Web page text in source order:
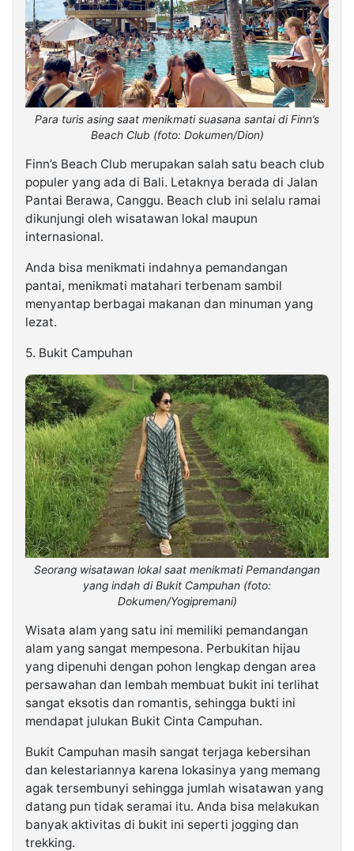
Para turis asing saat menikmati suasana santai di Finn’s
Beach Club (foto: Dokumen/Dion)
Finn’s Beach Club merupakan salah satu beach club
populer yang ada di Bali. Letaknya berada di Jalan
Pantai Berawa, Canggu. Beach club ini selalu ramai
dikunjungi oleh wisatawan lokal maupun
internasional.
Anda bisa menikmati indahnya pemandangan
pantai, menikmati matahari terbenam sambil
menyantap berbagai makanan dan minuman yang
lezat.
5. Bukit Campuhan
Seorang wisatawan lokal saat menikmati Pemandangan
yang indah di Bukit Campuhan (foto:
Dokumen/Yogipremani)
Wisata alam yang satu ini memiliki pemandangan
alam yang sangat mempesona. Perbukitan hijau
yang dipenuhi dengan pohon lengkap dengan area
persawahan dan lembah membuat bukit ini terlihat
sangat eksotis dan romantis, sehingga bukti ini
mendapat julukan Bukit Cinta Campuhan.
Bukit Campuhan masih sangat terjaga kebersihan
dan kelestariannya karena lokasinya yang memang
agak tersembunyi sehingga jumlah wisatawan yang
datang pun tidak seramai itu. Anda bisa melakukan
banyak aktivitas di bukit ini seperti jogging dan
trekking.